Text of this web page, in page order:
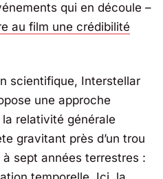
qui en découle –
au film une crédibilité
scientifique, Interstellar
une approche
relativité générale
gravitant près d’un trou
sept années terrestres :